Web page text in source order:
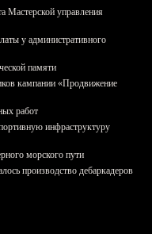
Мастерской управления
у административного
памяти
кампании «Продвижение
работ
инфраструктуру
морского пути
производство дебаркадеров